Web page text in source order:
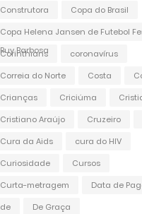
Construtora
Copa do Brasil
Copa Helena Jansen de Futebol
Ruy Barbosa
Corinthians
coronavírus
Correia do Norte
Costa
Crianças
Criciúma
Cristiano Araújo
Cruzeiro
Cura da Aids
cura do HIV
Curiosidade
Cursos
Curta-metragem
Data de
de
De Graça